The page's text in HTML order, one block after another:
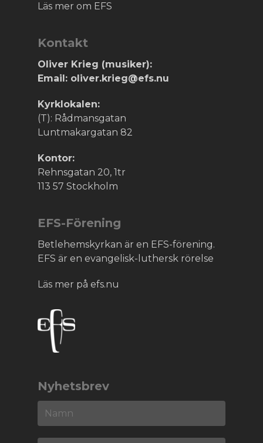
Läs mer om EFS
Kontakt
Oliver Krieg (musiker):
Email: oliver.krieg@efs.nu
Kyrklokalen:
(T): Rådmansgatan
Luntmakargatan 82
Kontor:
Rehnsgatan 20, 1tr
113 57 Stockholm
EFS-Förening
Betlehemskyrkan är en EFS-förening.
EFS är en evangelisk-luthersk rörelse
Läs mer på efs.nu
Nyhetsbrev